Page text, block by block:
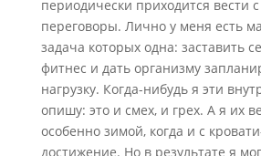
периодически приходится вести
переговоры. Лично у меня есть
задача которых одна: заставить
фитнес и дать организму
нагрузку. Когда-нибудь я эти
опишу: это и смех, и грех. А я их
особенно зимой, когда и с
достижение. Но в результате я